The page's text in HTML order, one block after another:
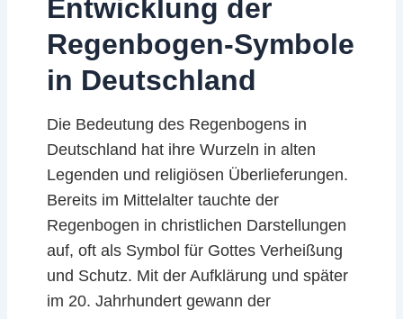
Entwicklung der
Regenbogen-Symbole
in Deutschland
Die Bedeutung des Regenbogens in
Deutschland hat ihre Wurzeln in alten
Legenden und religiösen Überlieferungen.
Bereits im Mittelalter tauchte der
Regenbogen in christlichen Darstellungen
auf, oft als Symbol für Gottes Verheißung
und Schutz. Mit der Aufklärung und später
im 20. Jahrhundert gewann der